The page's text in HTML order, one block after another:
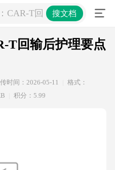
CAR-T回输后护理要点 查
搜文档
T回输后护理要点
传时间：2026-05-11
格式：
积分：5.99